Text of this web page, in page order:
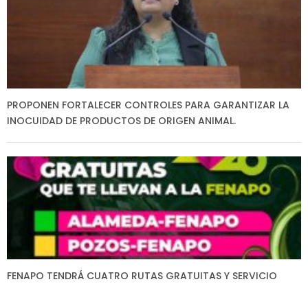
PROPONEN FORTALECER CONTROLES PARA GARANTIZAR LA
INOCUIDAD DE PRODUCTOS DE ORIGEN ANIMAL.
FENAPO TENDRÁ CUATRO RUTAS GRATUITAS Y SERVICIO